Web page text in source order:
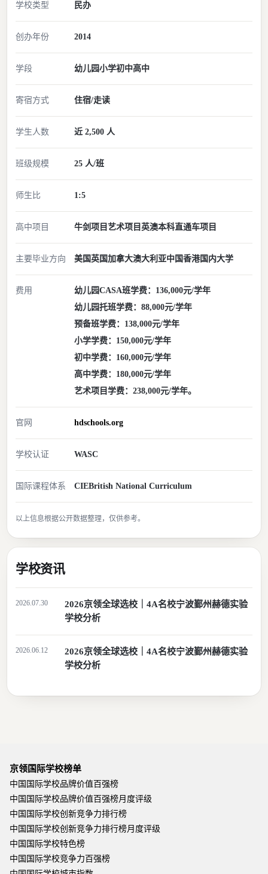
学校类型 民办
创办年份 2014
学段 幼儿园小学初中高中
寄宿方式 住宿/走读
学生人数 近 2,500 人
班级规模 25 人/班
师生比 1:5
高中项目 牛剑项目 艺术项目 英澳本科直通车项目
主要毕业方向 美国英国加拿大澳大利亚中国香港国内大学
费用
幼儿园CASA班学费：136,000元/学年
幼儿园托班学费：88,000元/学年
预备班学费：138,000元/学年
小学学费：150,000元/学年
初中学费：160,000元/学年
高中学费：180,000元/学年
艺术项目学费：238,000元/学年。
官网 hdschools.org
学校认证 WASC
国际课程体系 CIEBritish National Curriculum
以上信息根据公开数据整理，仅供参考。
学校资讯
2026.07.30
2026京领全球选校｜4A名校宁波鄞州赫德实验
学校分析
2026.06.12
2026京领全球选校｜4A名校宁波鄞州赫德实验
学校分析
京领国际学校榜单
中国国际学校品牌价值百强榜
中国国际学校品牌价值百强榜月度评级
中国国际学校创新竞争力排行榜
中国国际学校创新竞争力排行榜月度评级
中国国际学校特色榜
中国国际学校竞争力百强榜